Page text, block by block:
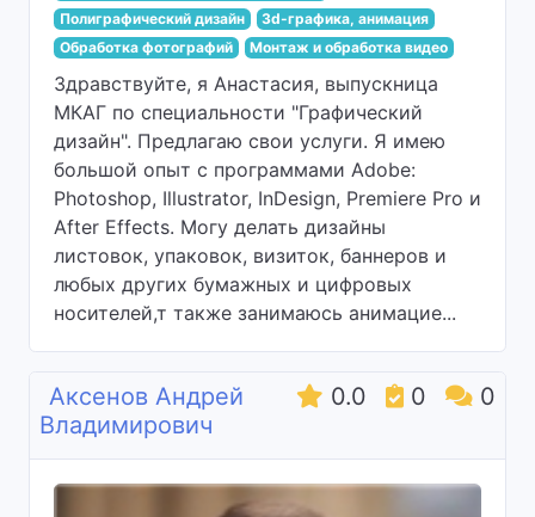
Полиграфический дизайн
3d-графика, анимация
Обработка фотографий
Монтаж и обработка видео
Здравствуйте, я Анастасия, выпускница
МКАГ по специальности "Графический
дизайн". Предлагаю свои услуги. Я имею
большой опыт с программами Adobe:
Photoshop, Illustrator, InDesign, Premiere Pro и
After Effects. Могу делать дизайны
листовок, упаковок, визиток, баннеров и
любых других бумажных и цифровых
носителей,т также занимаюсь анимацие...
0.0 0 0
Аксенов Андрей
Владимирович